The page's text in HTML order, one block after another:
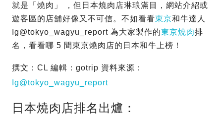
就是「燒肉」 ，但日本燒肉店琳琅滿目，網站介紹或
遊客區的店舖好像又不可信。不如看看東京和牛達人
Ig@tokyo_wagyu_report 為大家製作的東京燒肉排
名，看看哪 5 間東京燒肉店的日本和牛上榜！
撰文：CL 編輯：gotrip 資料來源：
Ig@tokyo_wagyu_report
日本燒肉店排名出爐：